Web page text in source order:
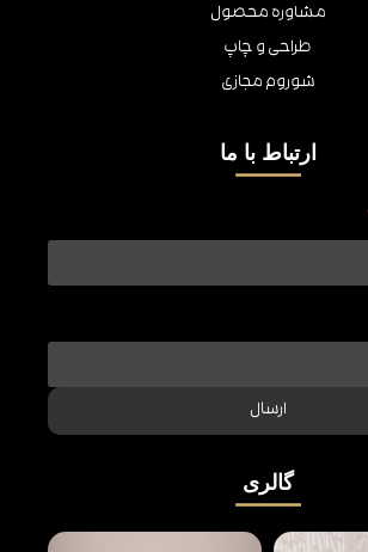
گالری
مشاوره محصول
طراحی و چاپ
شوروم مجازی
ارتباط با ما
ارسال